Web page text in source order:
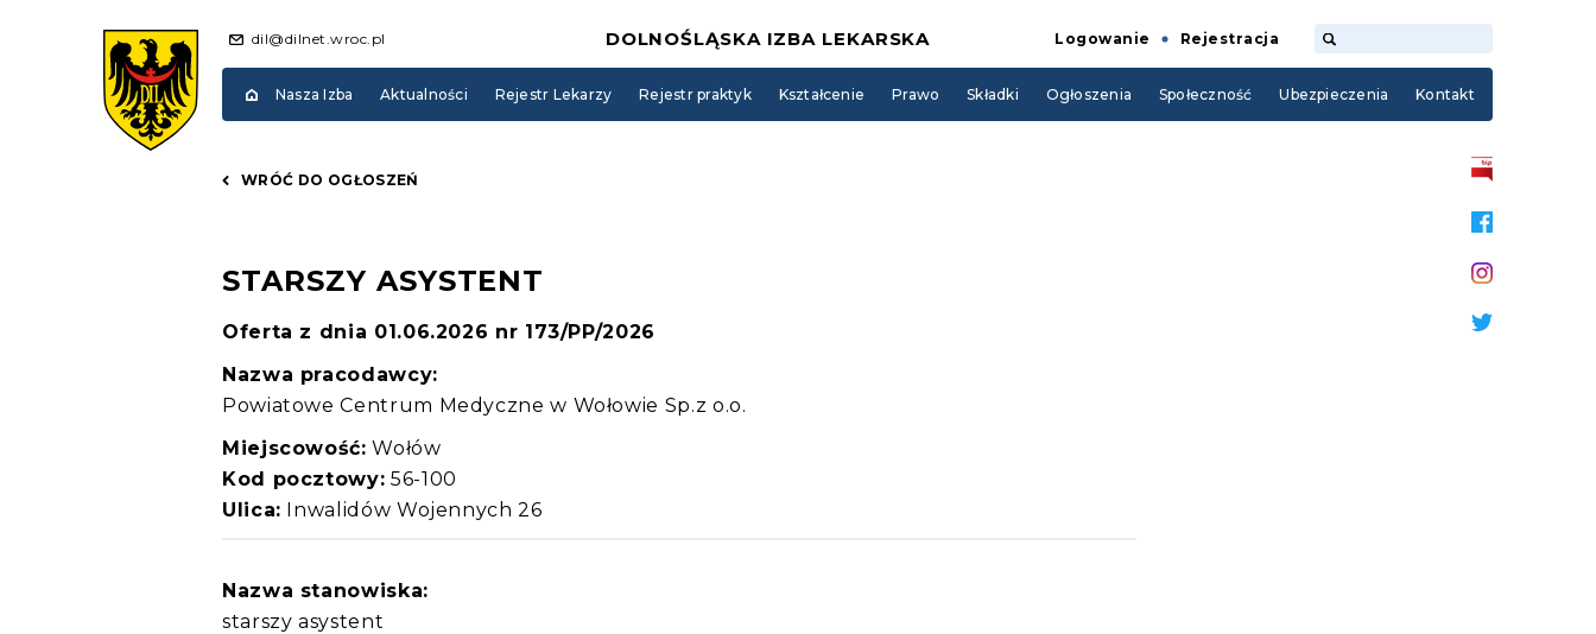
dil@dilnet.wroc.pl DOLNOŚLĄSKA IZBA LEKARSKA Logowanie Rejestracja
Nasza Izba Aktualności Rejestr Lekarzy Rejestr praktyk Kształcenie Prawo Składki Ogłoszenia Społeczność Ubezpieczenia Kontakt
WRÓĆ DO OGŁOSZEŃ
STARSZY ASYSTENT
Oferta z dnia 01.06.2026 nr 173/PP/2026
Nazwa pracodawcy:
Powiatowe Centrum Medyczne w Wołowie Sp.z o.o.
Miejscowość: Wołów
Kod pocztowy: 56-100
Ulica: Inwalidów Wojennych 26
Nazwa stanowiska:
starszy asystent